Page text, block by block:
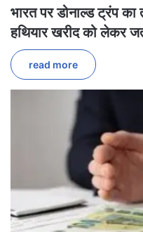
भारत पर डोनाल्ड ट्रंप
हथियार खरीद को लेकर
read more